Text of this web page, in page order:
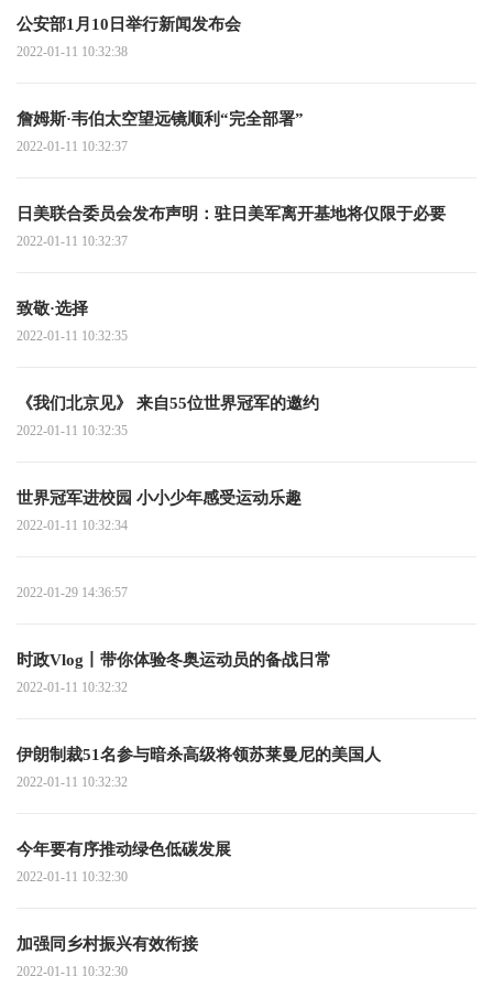
公安部1月10日举行新闻发布会
2022-01-11 10:32:38
詹姆斯·韦伯太空望远镜顺利“完全部署”
2022-01-11 10:32:37
日美联合委员会发布声明：驻日美军离开基地将仅限于必要
2022-01-11 10:32:37
致敬·选择
2022-01-11 10:32:35
《我们北京见》 来自55位世界冠军的邀约
2022-01-11 10:32:35
世界冠军进校园 小小少年感受运动乐趣
2022-01-11 10:32:34
2022-01-29 14:36:57
时政Vlog丨带你体验冬奥运动员的备战日常
2022-01-11 10:32:32
伊朗制裁51名参与暗杀高级将领苏莱曼尼的美国人
2022-01-11 10:32:32
今年要有序推动绿色低碳发展
2022-01-11 10:32:30
加强同乡村振兴有效衔接
2022-01-11 10:32:30